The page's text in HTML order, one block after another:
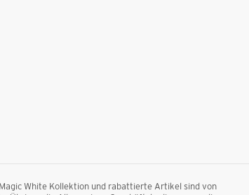
White Kollektion und rabattierte Artikel sind von